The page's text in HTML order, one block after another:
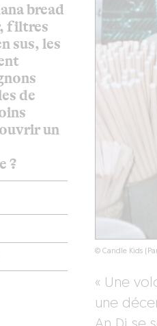
bread
filtres
sus, les
de
un
?
© Candle Kids
« Une
une